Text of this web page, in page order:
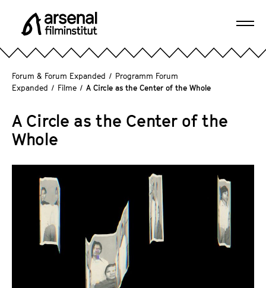
e r
s
e
a
l
F
Forum & Forum Expanded / Programm Forum
Expanded / Filme / A Circle as the Center of the Whole
A Circle as the Center of the
Whole